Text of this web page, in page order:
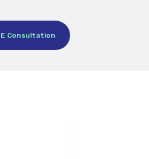
Consultation